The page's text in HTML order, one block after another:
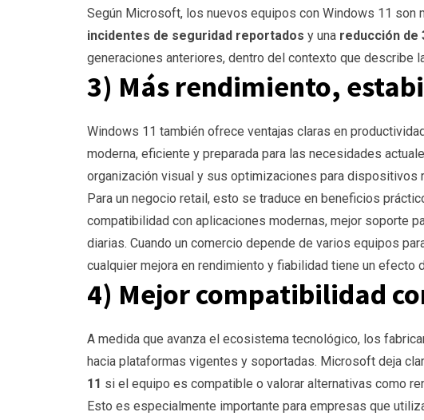
Según Microsoft, los nuevos equipos con Windows 11 son
incidentes de seguridad reportados y una reducción de
generaciones anteriores, dentro del contexto que describe
3) Más rendimiento,
Windows 11 también ofrece ventajas claras en
moderna, eficiente y preparada para las necesidades
organización visual y sus optimizaciones para dispositivos
Para un negocio retail, esto se traduce en beneficios
compatibilidad con aplicaciones modernas, mejor soporte
diarias. Cuando un comercio depende de varios equipos
cualquier mejora en rendimiento y fiabilidad tiene un efecto
4) Mejor compatibilidad
A medida que avanza el ecosistema tecnológico, los
hacia plataformas vigentes y soportadas. Microsoft deja
11 si el equipo es compatible o valorar alternativas como
Esto es especialmente importante para empresas que